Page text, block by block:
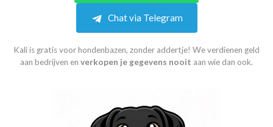
Chat via Telegram
Kali is gratis voor hondenbazen, zonder addertje! We verdienen geld
aan bedrijven en verkopen je gegevens nooit aan wie dan ook.